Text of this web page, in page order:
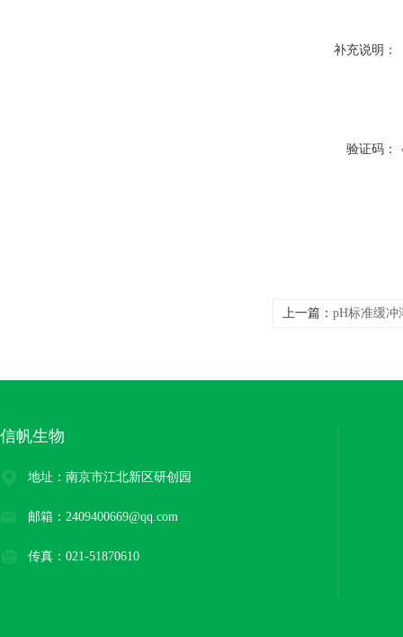
补充说明：
验证码：
上一篇： pH标准缓冲
信帆生物
地址：南京市江北新区研创园
邮箱：2409400669@qq.com
传真：021-51870610